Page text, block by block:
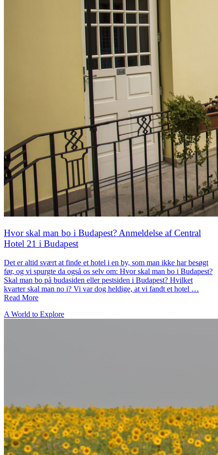
Hvor skal man bo i Budapest? Anmeldelse af Central
Hotel 21 i Budapest
Det er altid svært at finde et hotel i en by, som man ikke har besøgt
før, og vi spurgte da også os selv om: Hvor skal man bo i Budapest?
Skal man bo på budasiden eller pestsiden i Budapest? Hvilket
kvarter skal man no i? Vi var dog heldige, at vi fandt et hotel …
Read More
A World to Explore